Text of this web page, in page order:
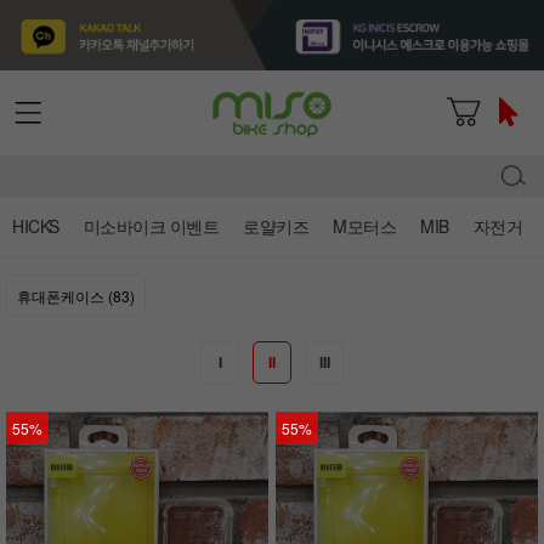
HICKS 미소바이크 이벤트 로얄키즈 M모터스 MIB 자전거
휴대폰케이스 (83)
I II III
55% 55%